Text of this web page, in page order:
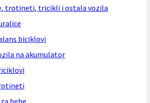
trotineti, tricikli i ostala vozila
biciklovi
na akumulator
bebe